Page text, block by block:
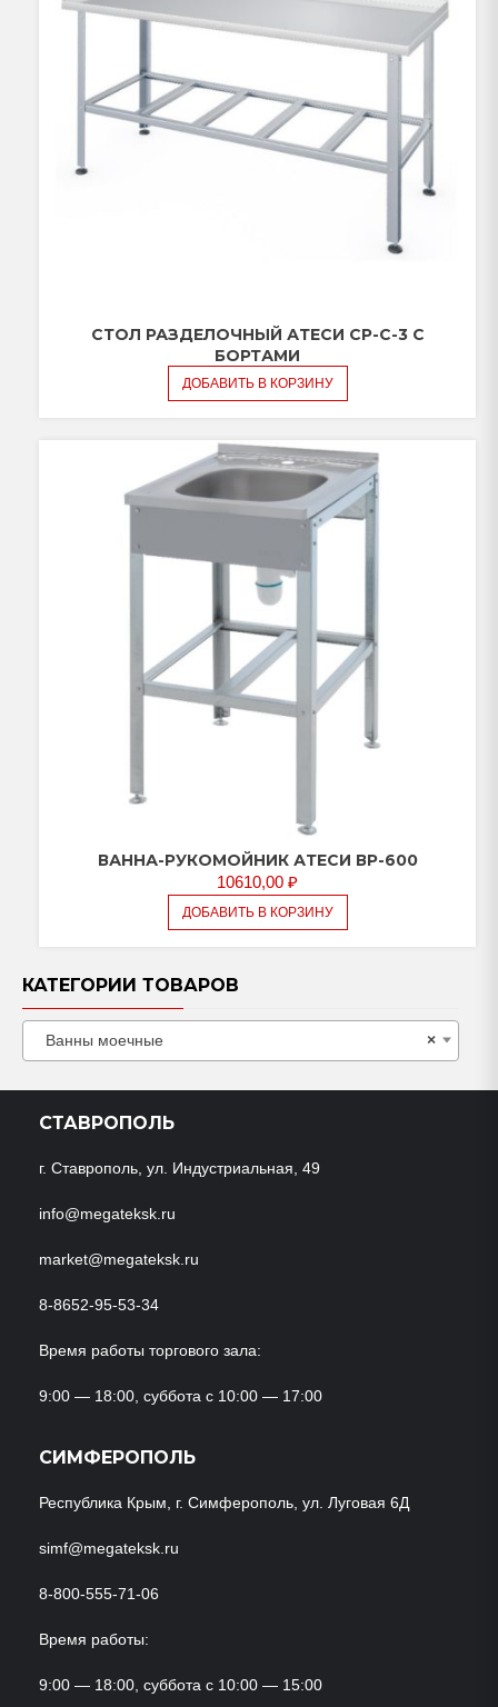
СТОЛ РАЗДЕЛОЧНЫЙ АТЕСИ СР-С-3 С
БОРТАМИ
ДОБАВИТЬ В КОРЗИНУ
ВАННА-РУКОМОЙНИК АТЕСИ ВР-600
10610,00 ₽
ДОБАВИТЬ В КОРЗИНУ
КАТЕГОРИИ ТОВАРОВ
×
Ванны моечные
СТАВРОПОЛЬ
г. Ставрополь, ул. Индустриальная, 49
info@megateksk.ru
market@megateksk.ru
8-8652-95-53-34
Время работы торгового зала:
9:00 — 18:00, суббота с 10:00 — 17:00
СИМФЕРОПОЛЬ
Республика Крым, г. Симферополь, ул. Луговая 6Д
simf@megateksk.ru
8-800-555-71-06
Время работы:
9:00 — 18:00, суббота с 10:00 — 15:00